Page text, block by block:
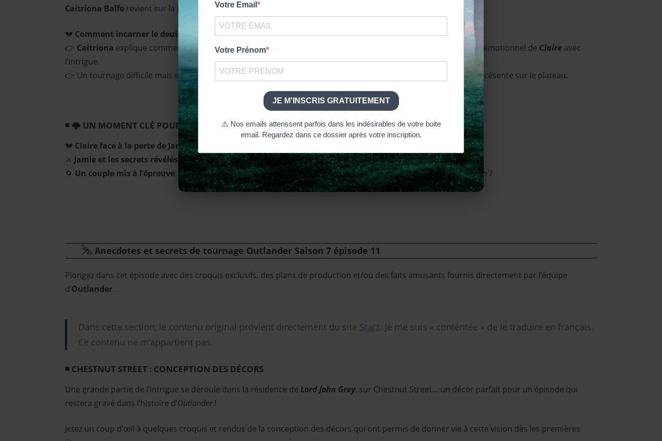
Caitriona Balfe revient sur la performance intense et déchirante de Claire dans l’épisode 11 de la saison 7.
💔 Comment incarner le deuil de Claire quand Jamie est supposé être mort ?
👉 Caitriona explique comment elle a dû travailler « doublement dur » pour convaincre le public et aligner l’état émotionnel de Claire avec
l’intrigue.
👉 Un tournage difficile mais enrichissant, grâce au soutien de
) et de la coach d’intimité présente sur le plateau.
🌩️ UN MOMENT CLÉ POUR JAMIE ET CLAIRE
💔 Claire face à la perte de Jamie: Caitriona
⚔️ Jamie et les secrets révélés Sam explore les conséquences des révélations autour de William
🌀 Un couple mis à l’épreuve : Comment Jamie et Claire surmontent-ils l’un des plus grands défis de leur relation ?
Anecdotes et secrets de tournage Outlander Saison 7 épisode 11
Plongez dans cet épisode avec des croquis exclusifs, des plans de production et/ou des faits amusants fournis directement par l’équipe
d’Outlander.
Dans cette section, le contenu original provient directement du site Starz. Je me suis « contentée » de le traduire en français.
Ce contenu ne m’appartient pas.
CHESTNUT STREET : CONCEPTION DES DÉCORS
Une grande partie de l’intrigue se déroule dans la résidence de Lord John Grey, sur Chestnut Street… un décor parfait pour un épisode qui
restera gravé dans l’histoire d’Outlander!
Jetez un coup d’œil à quelques croquis et rendus de la conception des décors qui ont permis de donner vie à cette vision dès les premières